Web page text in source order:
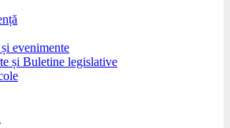
evenimente
și Buletine legislative